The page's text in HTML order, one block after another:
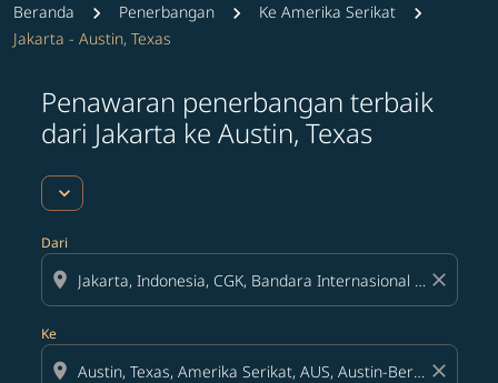
Beranda Penerbangan
Ke Amerika Serikat
Jakarta - Austin, Texas
Penawaran penerbangan terbaik
dari Jakarta ke Austin, Texas
expand_more
Dari
location_on close
Ke
location_on close
Coba perbarui rute Anda (asal dan/atau tujuan)